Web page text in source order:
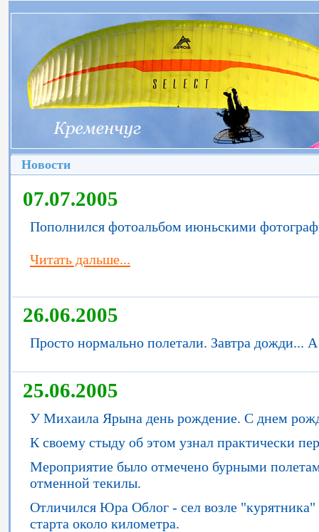
Новости
07.07.2005
Пополнился фотоальбом июньскими
Читать дальше...
26.06.2005
Просто нормально полетали. Завтра дожди... А
25.06.2005
У Михаила Ярына день рождение. С днем
К своему стыду об этом узнал практически
Мероприятие было отмечено бурными
отменной текилы.
Отличился Юра Облог - сел возле
старта около километра.